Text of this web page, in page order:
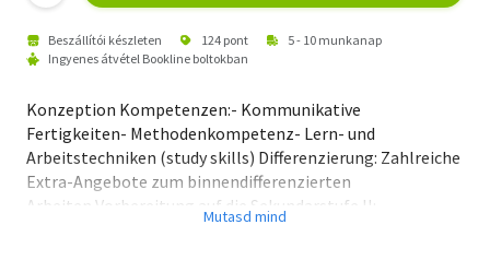
Beszállítói készleten 124 pont
5 - 10 munkanap
Ingyenes átvétel Bookline boltokban
Konzeption Kompetenzen:- Kommunikative
Fertigkeiten- Methodenkompetenz- Lern- und
Arbeitstechniken (study skills) Differenzierung: Zahlreiche
Extra-Angebote zum binnendifferenzierten
Arbeiten Vorbereitung auf die Sekundarstufe II:-
Literarische Texte analysieren- Viewing-Abschnitte zur